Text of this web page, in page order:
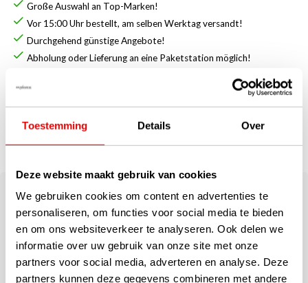
Toestemming Details Over
Deze website maakt gebruik van cookies
We gebruiken cookies om content en advertenties te
personaliseren, om functies voor social media te bieden
en om ons websiteverkeer te analyseren. Ook delen we
informatie over uw gebruik van onze site met onze
partners voor social media, adverteren en analyse. Deze
partners kunnen deze gegevens combineren met andere
Große Auswahl an Top-Marken!
Vor 15:00 Uhr bestellt, am selben Werktag versandt!
Durchgehend günstige Angebote!
Abholung oder Lieferung an eine Paketstation möglich!
Beschreibung
Callaway Liquid Metal Damen Golfcap 2025 -
Rot
Diese leichtgewichtige Callaway Liquid Metal Damen Golfcap
sieht gut aus und hat auch eine angenehme Passform.
Ausgestattet mit Metallic-Logo und eingebautem Schweißband.
Verstellbar dank Klettverschluss hinten. Ideal für sonnige Tage